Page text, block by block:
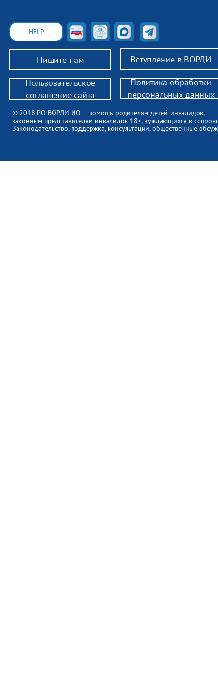
Пишите нам Вступление в ВОРДИ
© 2018 РО ВОРДИ ИО — помощь родителям детей-инвалидов,
законным представителям инвалидов 18+, нуждающихся в
Законодательство, поддержка, консультации, общественные
HELP
Пользовательское
соглашение сайта
Политика обработки
персональных данных